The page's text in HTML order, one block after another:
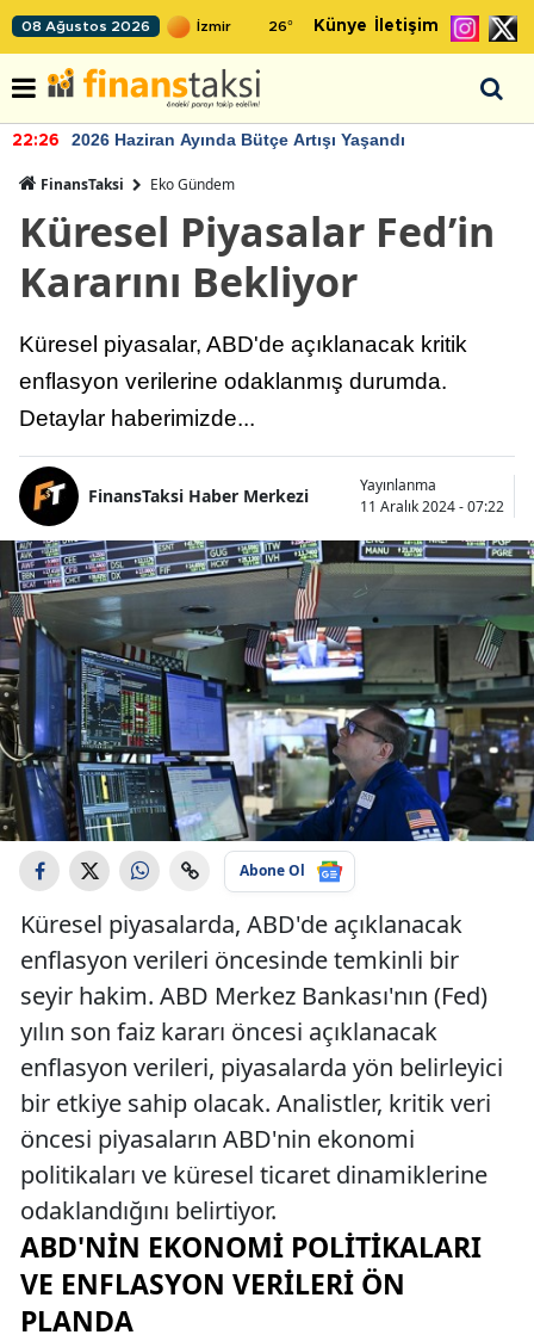
08 Ağustos 2026 26° Künye İletişim
22:26 2026 Haziran Ayında Bütçe Artışı Yaşandı
FinansTaksi Eko Gündem
Küresel Piyasalar Fed’in
Kararını Bekliyor
Küresel piyasalar, ABD'de açıklanacak kritik
enflasyon verilerine odaklanmış durumda.
Detaylar haberimizde...
FinansTaksi Haber Merkezi
Yayınlanma
11 Aralık 2024 - 07:22
Abone Ol
Küresel piyasalarda, ABD'de açıklanacak
enflasyon verileri öncesinde temkinli bir
seyir hakim. ABD Merkez Bankası'nın (Fed)
yılın son faiz kararı öncesi açıklanacak
enflasyon verileri, piyasalarda yön belirleyici
bir etkiye sahip olacak. Analistler, kritik veri
öncesi piyasaların ABD'nin ekonomi
politikaları ve küresel ticaret dinamiklerine
odaklandığını belirtiyor.
ABD'NIN EKONOMI POLITIKALARI
VE ENFLASYON VERILERI ÖN
PLANDA